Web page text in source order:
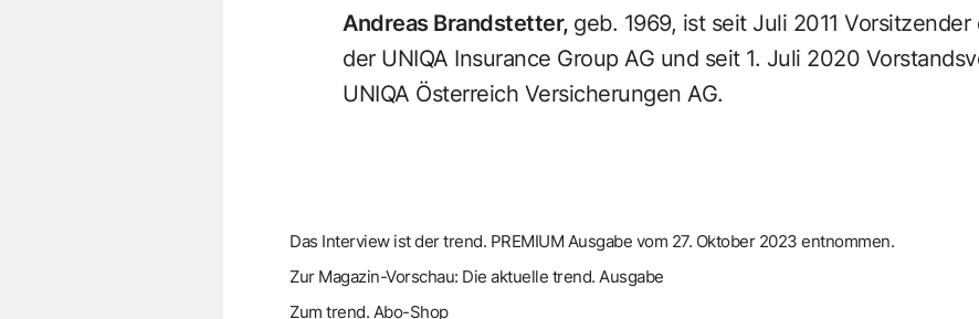
Andreas Brandstetter, geb. 1969, ist seit Juli 2011
der UNIQA Insurance Group AG und seit 1. Juli 2020
UNIQA Österreich Versicherungen AG.
Das Interview ist der trend. PREMIUM Ausgabe vom 27. Oktober 2023 entnommen.
Zur Magazin-Vorschau: Die aktuelle trend. Ausgabe
Zum trend. Abo-Shop